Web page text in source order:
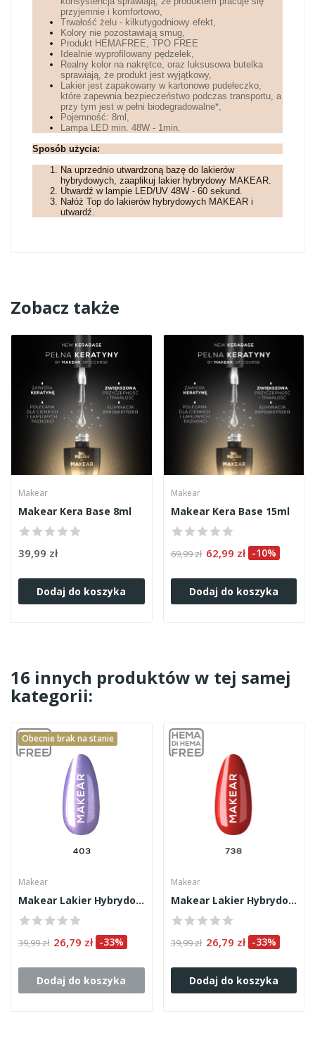
przyjemnie i komfortowo,
Trwałość żelu - kilkutygodniowy efekt,
Kolory nie pozostawiają smug,
Produkt HEMAFREE, TPO FREE
Idealnie wyprofilowany pędzelek,
Realny kolor na nakrętce, oraz luksusowa butelka
sprawiają, że produkt jest wyjątkowy,
Lakier jest zapakowany w kartonowe pudełeczko,
które zapewnia bezpieczeństwo podczas transportu, a
przy tym jest w pełni biodegradowalne*,
Pojemność: 8ml,
Lampa LED min. 48W - 1min.
Sposób użycia:
Na uprzednio utwardzoną bazę do lakierów
hybrydowych, zaaplikuj lakier hybrydowy MAKEAR.
Utwardź w lampie LED/UV 48W - 60 sekund.
Nałóż Top do lakierów hybrydowych MAKEAR i
utwardź.
Zobacz także
Makear
Makear Kera Base 8ml
39,99 zł
Dodaj do koszyka
Makear
Makear Kera Base 15ml
69,99 zł 62,99 zł -10%
Dodaj do koszyka
16 innych produktów w tej samej
kategorii:
Obecnie brak na stanie
Makear
Makear Lakier Hybrydowy 403 8ml
39,99 zł 26,79 zł -33%
Dodaj do koszyka
Makear
Makear Lakier Hybrydowy 738 8ml
39,99 zł 26,79 zł -33%
Dodaj do koszyka